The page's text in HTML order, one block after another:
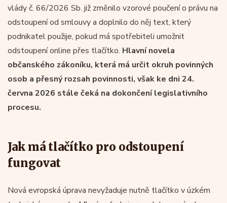
vlády č. 66/2026 Sb. již změnilo vzorové poučení o právu na
odstoupení od smlouvy a doplnilo do něj text, který
podnikatel použije, pokud má spotřebiteli umožnit
odstoupení online přes tlačítko. Hlavní novela
občanského zákoníku, která má určit okruh povinných
osob a přesný rozsah povinnosti, však ke dni 24.
června 2026 stále čeká na dokončení legislativního
procesu.
Jak má tlačítko pro odstoupení
fungovat
Nová evropská úprava nevyžaduje nutně tlačítko v úzkém